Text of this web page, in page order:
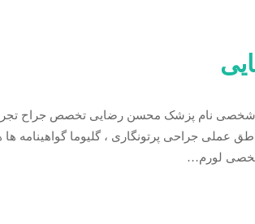
عملی جراحی پرتونگاری ، گلیوما گواهینامه
شخصی لورم…